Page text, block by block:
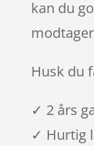
kan du
Husk du
✓ 2 års
✓ Hurtig